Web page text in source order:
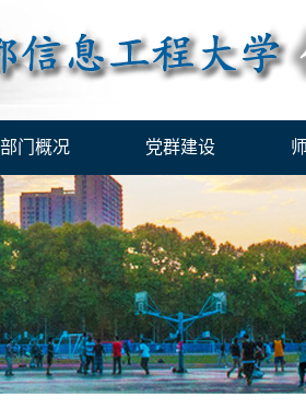
部门概况 党群建设